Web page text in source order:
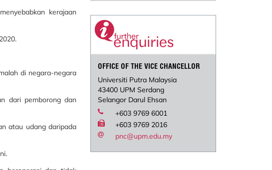
kerajaan
di negara-negara
dari pemborong dan
atau udang daripada
OFFICE OF THE VICE CHANCELLOR
Universiti Putra Malaysia
43400 UPM Serdang
Selangor Darul Ehsan
+603 9769 6001
+603 9769 2016
pnc@upm.edu.my